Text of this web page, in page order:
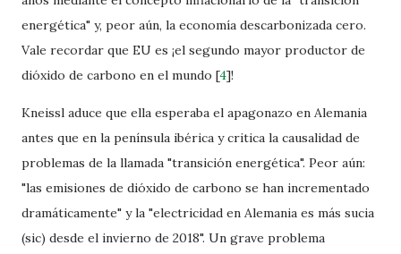
energética" y, peor aún, la economía descarbonizada cero.
Vale recordar que EU es ¡el segundo mayor productor de
dióxido de carbono en el mundo [4]!
Kneissl aduce que ella esperaba el apagonazo en Alemania
antes que en la península ibérica y critica la causalidad de
problemas de la llamada "transición energética". Peor aún:
"las emisiones de dióxido de carbono se han incrementado
dramáticamente" y la "electricidad en Alemania es más sucia
(sic) desde el invierno de 2018". Un grave problema